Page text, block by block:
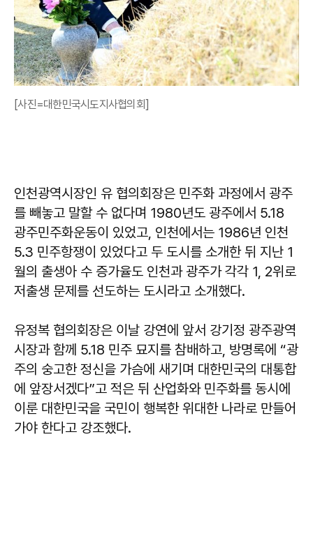
[사진=대한민국시도지사협의회]
인천광역시장인 유 협의회장은 민주화 과정에서 광주
를 빼놓고 말할 수 없다며 1980년도 광주에서 5.18
광주민주화운동이 있었고, 인천에서는 1986년 인천
5.3 민주항쟁이 있었다고 두 도시를 소개한 뒤 지난 1
월의 출생아 수 증가율도 인천과 광주가 각각 1, 2위로
저출생 문제를 선도하는 도시라고 소개했다.
유정복 협의회장은 이날 강연에 앞서 강기정 광주광역
시장과 함께 5.18 민주 묘지를 참배하고, 방명록에 “광
주의 숭고한 정신을 가슴에 새기며 대한민국의 대통합
에 앞장서겠다”고 적은 뒤 산업화와 민주화를 동시에
이룬 대한민국을 국민이 행복한 위대한 나라로 만들어
가야 한다고 강조했다.